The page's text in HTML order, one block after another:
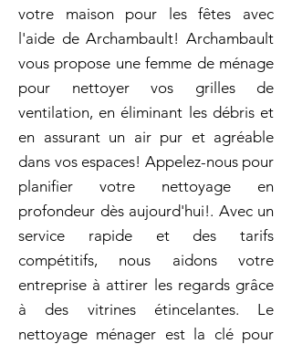
votre maison pour les fêtes avec
l'aide de Archambault! Archambault
vous propose une femme de ménage
pour nettoyer vos grilles de
ventilation, en éliminant les débris et
en assurant un air pur et agréable
dans vos espaces! Appelez-nous pour
planifier votre nettoyage en
profondeur dès aujourd'hui!. Avec un
service rapide et des tarifs
compétitifs, nous aidons votre
entreprise à attirer les regards grâce
à des vitrines étincelantes. Le
nettoyage ménager est la clé pour